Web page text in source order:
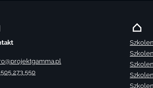
273 550